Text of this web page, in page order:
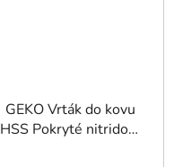
GEKO Vrták do kovu
HSS Pokryté nitridom